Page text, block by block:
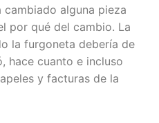
cambiado alguna pieza
por qué del cambio. La
la furgoneta debería de
hace cuanto e incluso
y facturas de la